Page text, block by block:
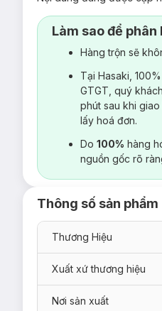
Làm sao để
Hàng trộn sẽ
Tại Hasaki,
GTGT, quý
phút sau khi
lấy hoá đơn.
Do 100% hàng
nguồn gốc rõ
Thông số sản phẩm
Thương Hiệu
Xuất xứ thương hiệu
Nơi sản xuất